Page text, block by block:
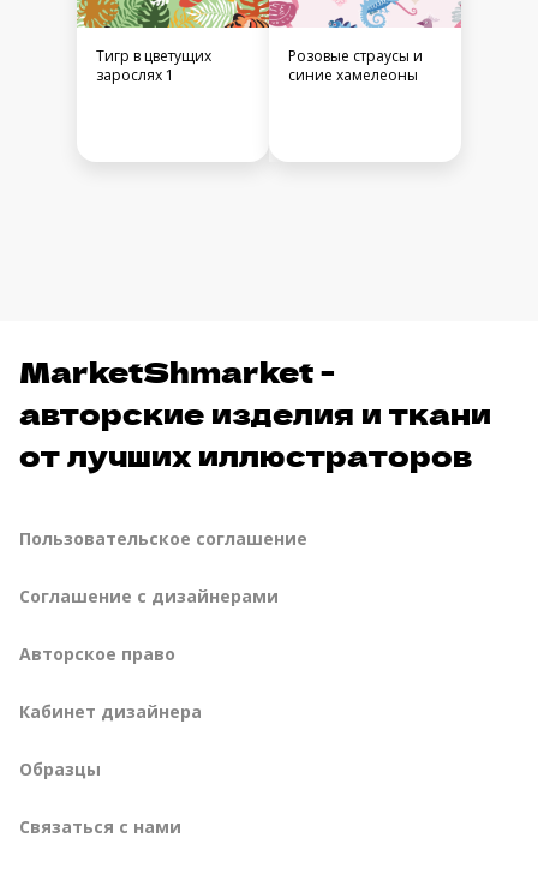
Тигр в цветущих
зарослях 1
Розовые страусы и
синие хамелеоны
MarketShmarket -
авторские изделия и ткани
от лучших иллюстраторов
Пользовательское соглашение
Соглашение с дизайнерами
Авторское право
Кабинет дизайнера
Образцы
Связаться с нами